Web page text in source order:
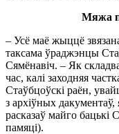
Мяжа
– Усё маё жыццё
таксама ўраджэнцы
Сямёнавіч. – Як
час, калі заходняя
Стаўбцоўскі раён,
з архіўных
расказаў майго бацькі
памяці).